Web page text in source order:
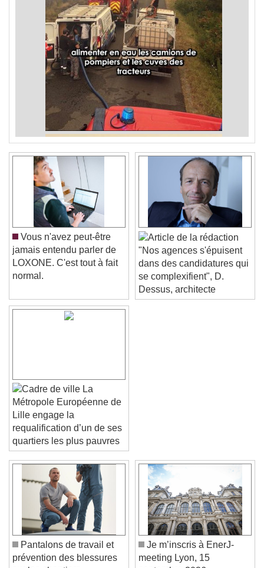
Play Video
Play
Skip Backward
Skip Forward
Unmute
Current Time0:00
/
Duration-:-
Loaded: 0%
Stream TypeLIVE
Vous n'avez peut-être
jamais entendu parler de
LOXONE. C'est tout à fait
normal.
"Nos agences s'épuisent
dans des candidatures qui
se complexifient", D.
Dessus, architecte
La
Métropole Européenne de
Lille engage la
requalification d’un de ses
quartiers les plus pauvres
Pantalons de travail et
prévention des blessures
Je m’inscris à EnerJ-
meeting Lyon, 15